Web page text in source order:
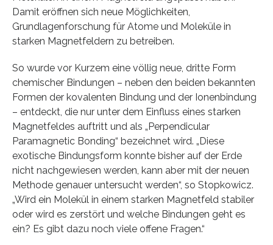
Damit eröffnen sich neue Möglichkeiten,
Grundlagenforschung für Atome und Moleküle in
starken Magnetfeldern zu betreiben.
So wurde vor Kurzem eine völlig neue, dritte Form
chemischer Bindungen – neben den beiden bekannten
Formen der kovalenten Bindung und der Ionenbindung
– entdeckt, die nur unter dem Einfluss eines starken
Magnetfeldes auftritt und als „Perpendicular
Paramagnetic Bonding“ bezeichnet wird. „Diese
exotische Bindungsform konnte bisher auf der Erde
nicht nachgewiesen werden, kann aber mit der neuen
Methode genauer untersucht werden“, so Stopkowicz.
„Wird ein Molekül in einem starken Magnetfeld stabiler
oder wird es zerstört und welche Bindungen geht es
ein? Es gibt dazu noch viele offene Fragen.“